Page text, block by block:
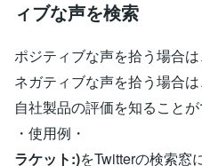
ィブな声を検索
ポジティブな声を拾う場合
ネガティブな声を拾う場合
自社製品の評価を知ることが
・使用例・
ラケット:)をTwitterの検索窓